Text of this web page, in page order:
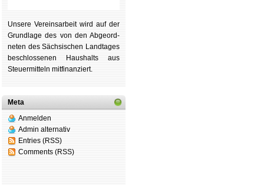
Unsere Ver­eins­ar­beit wird auf der
Grund­lage des von den Ab­ge­ord­
ne­ten des Säch­si­schen Land­tages
be­schlos­se­nen Haus­halts aus
Steu­er­mitteln mit­fi­nan­ziert.
Meta
Anmelden
Admin alternativ
Entries (RSS)
Comments (RSS)